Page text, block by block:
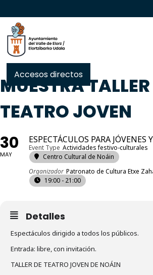
Accesos directos
MUESTRA TALLER
TEATRO JOVEN
30
MAY
ESPECTÁCULOS PARA JÓVENES
Event Type Actividades festivo-culturales
Centro Cultural de Noáin
Organizador Patronato de Cultura Etxe
19:00 - 21:00
Detalles
Espectáculos dirigido a todos los públicos.
Entrada: libre, con invitación.
TALLER DE TEATRO JOVEN DE NOÁIN